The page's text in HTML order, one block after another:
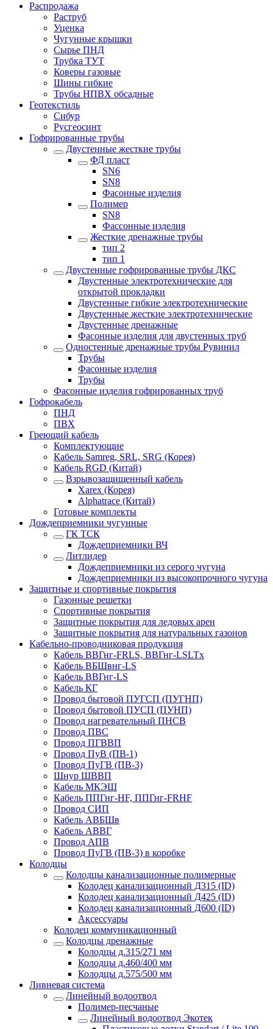
Распродажа
Раструб
Уценка
Чугунные крышки
Сырье ПНД
Трубка ТУТ
Коверы газовые
Шины гибкие
Трубы НПВХ обсадные
Геотекстиль
Сибур
Русгеосинт
Гофрированные трубы
Двустенные жесткие трубы
ФД пласт
SN6
SN8
Фасонные изделия
Полимер
SN8
Фассонные изделия
Жесткие дренажные трубы
тип 2
тип 1
Двустенные гофрированные трубы ДКС
Двустенные электротехнические для
открытой прокладки
Двустенные гибкие электротехнические
Двустенные жесткие электротехнические
Двустенные дренажные
Фасонные изделия для двустенных труб
Одностенные дренажные трубы Рувинил
Трубы
Фасонные изделия
Трубы
Фасонные изделия гофрированных труб
Гофрокабель
ПНД
ПВХ
Греющий кабель
Комплектующие
Кабель Samreg, SRL, SRG (Корея)
Кабель RGD (Китай)
Взрывозащищенный кабель
Xarex (Корея)
Alphatrace (Китай)
Готовые комплекты
Дождеприемники чугунные
ГК ТСК
Дождеприемники ВЧ
Литлидер
Дождеприемники из серого чугуна
Дождеприемники из высокопрочного чугуна
Защитные и спортивные покрытия
Газонные решетки
Спортивные покрытия
Защитные покрытия для ледовых арен
Защитные покрытия для натуральных газонов
Кабельно-проводниковая продукция
Кабель ВВГнг-FRLS, ВВГнг-LSLTx
Кабель ВБШвнг-LS
Кабель ВВГнг-LS
Кабель КГ
Провод бытовой ПУГСП (ПУГНП)
Провод бытовой ПУСП (ПУНП)
Провод нагревательный ПНСВ
Провод ПВС
Провод ПГВВП
Провод ПуВ (ПВ-1)
Провод ПуГВ (ПВ-3)
Шнур ШВВП
Кабель МКЭШ
Кабель ППГнг-HF, ППГнг-FRHF
Провод СИП
Кабель АВБШв
Кабель АВВГ
Провод АПВ
Провод ПуГВ (ПВ-3) в коробке
Колодцы
Колодцы канализационные полимерные
Колодец канализационный Д315 (ID)
Колодец канализационный Д425 (ID)
Колодец канализационный Д600 (ID)
Аксессуары
Колодец коммуникационный
Колодцы дренажные
Колодцы д.315/271 мм
Колодцы д.460/400 мм
Колодцы д.575/500 мм
Ливневая система
Линейный водоотвод
Полимер-песчаные
Линейный водоотвод Экотек